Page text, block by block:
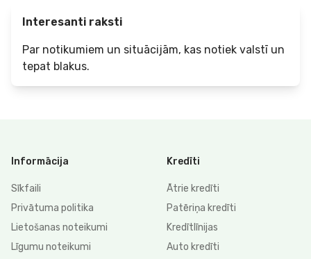
Interesanti raksti
Par notikumiem un situācijām, kas notiek valstī un
tepat blakus.
Informācija
Sīkfaili
Privātuma politika
Lietošanas noteikumi
Līgumu noteikumi
Kredīti
Ātrie kredīti
Patēriņa kredīti
Kredītlīnijas
Auto kredīti